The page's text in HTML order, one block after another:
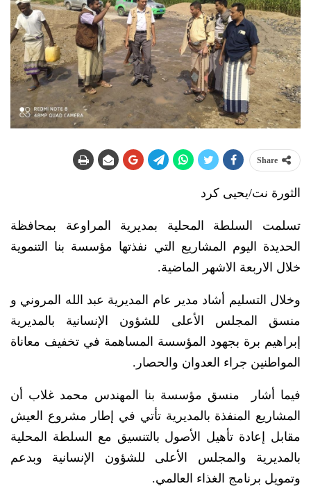
Share
الثورة نت/يحيى كرد
تسلمت السلطة المحلية بمديرية المراوعة بمحافظة
الحديدة اليوم المشاريع التي نفذتها مؤسسة بنا التنموية
خلال الاربعة الاشهر الماضية.
وخلال التسليم أشاد مدير عام المديرية عبد الله المروني و
منسق المجلس الأعلى للشؤون الإنسانية بالمديرية
إبراهيم برة بجهود المؤسسة المساهمة في تخفيف معاناة
المواطنين جراء العدوان والحصار.
فيما أشار منسق مؤسسة بنا المهندس محمد غلاب أن
المشاريع المنفذة بالمديرية تأتي في إطار مشروع العيش
مقابل إعادة تأهيل الأصول بالتنسيق مع السلطة المحلية
بالمديرية والمجلس الأعلى للشؤون الإنسانية وبدعم
وتمويل برنامج الغذاء العالمي.